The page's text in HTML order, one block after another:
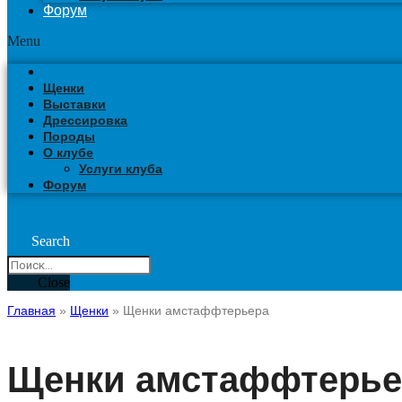
Форум
Menu
Щенки
Выставки
Дрессировка
Породы
О клубе
Услуги клуба
Форум
Search
Close
Главная » Щенки » Щенки амстаффтерьера
Щенки